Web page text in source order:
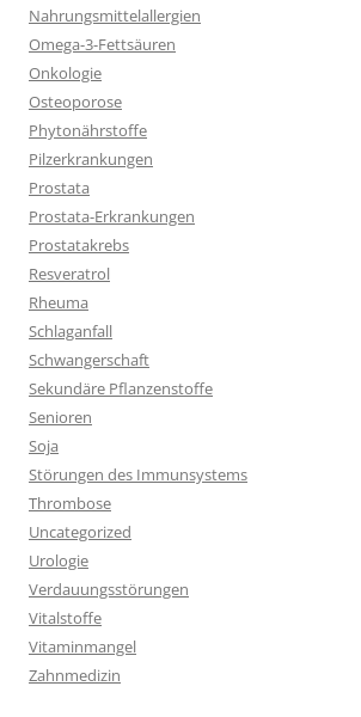
Nahrungsmittelallergien
Omega-3-Fettsäuren
Onkologie
Osteoporose
Phytonährstoffe
Pilzerkrankungen
Prostata
Prostata-Erkrankungen
Prostatakrebs
Resveratrol
Rheuma
Schlaganfall
Schwangerschaft
Sekundäre Pflanzenstoffe
Senioren
Soja
Störungen des Immunsystems
Thrombose
Uncategorized
Urologie
Verdauungsstörungen
Vitalstoffe
Vitaminmangel
Zahnmedizin